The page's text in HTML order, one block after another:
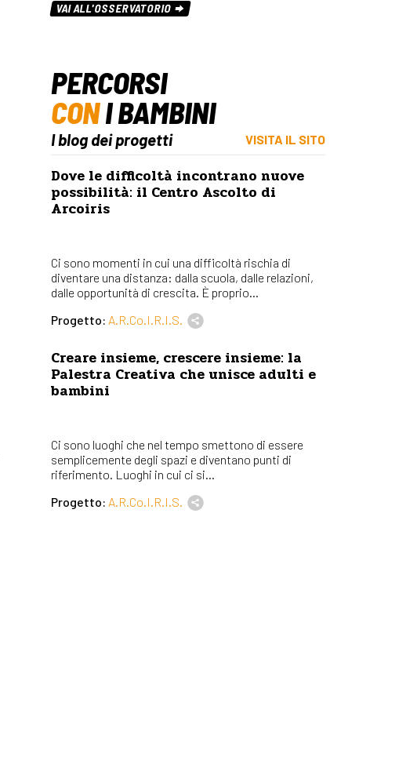
VAI ALL'OSSERVATORIO
PERCORSI
CONI BAMBINI
I blog dei progetti VISITA IL SITO
Dove le difficoltà incontrano nuove
possibilità: il Centro Ascolto di
Arcoiris
Ci sono momenti in cui una difficoltà rischia di
diventare una distanza: dalla scuola, dalle relazioni,
dalle opportunità di crescita. È proprio...
Progetto: A.R.Co.I.R.I.S.
Creare insieme, crescere insieme: la
Palestra Creativa che unisce adulti e
bambini
Ci sono luoghi che nel tempo smettono di essere
semplicemente degli spazi e diventano punti di
riferimento. Luoghi in cui ci si...
Progetto: A.R.Co.I.R.I.S.